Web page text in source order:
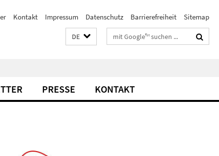
Kontakt Impressum Datenschutz Barrierefreiheit Sitemap
DE Suchbegriffe
PRESSE KONTAKT